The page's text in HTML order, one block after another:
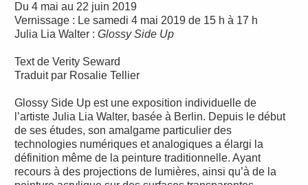
Du 4 mai au 22 juin 2019
Vernissage : Le samedi 4 mai 2019 de 15 h à 17 h
Julia Lia Walter :Glossy Side Up
Text de Verity Seward
Traduit par Rosalie Tellier
Glossy Side Up est une exposition individuelle de
l’artiste Julia Lia Walter, basée à Berlin. Depuis le début
de ses études, son amalgame particulier des
technologies numériques et analogiques a élargi la
définition même de la peinture traditionnelle. Ayant
recours à des projections de lumières, ainsi qu’à de la